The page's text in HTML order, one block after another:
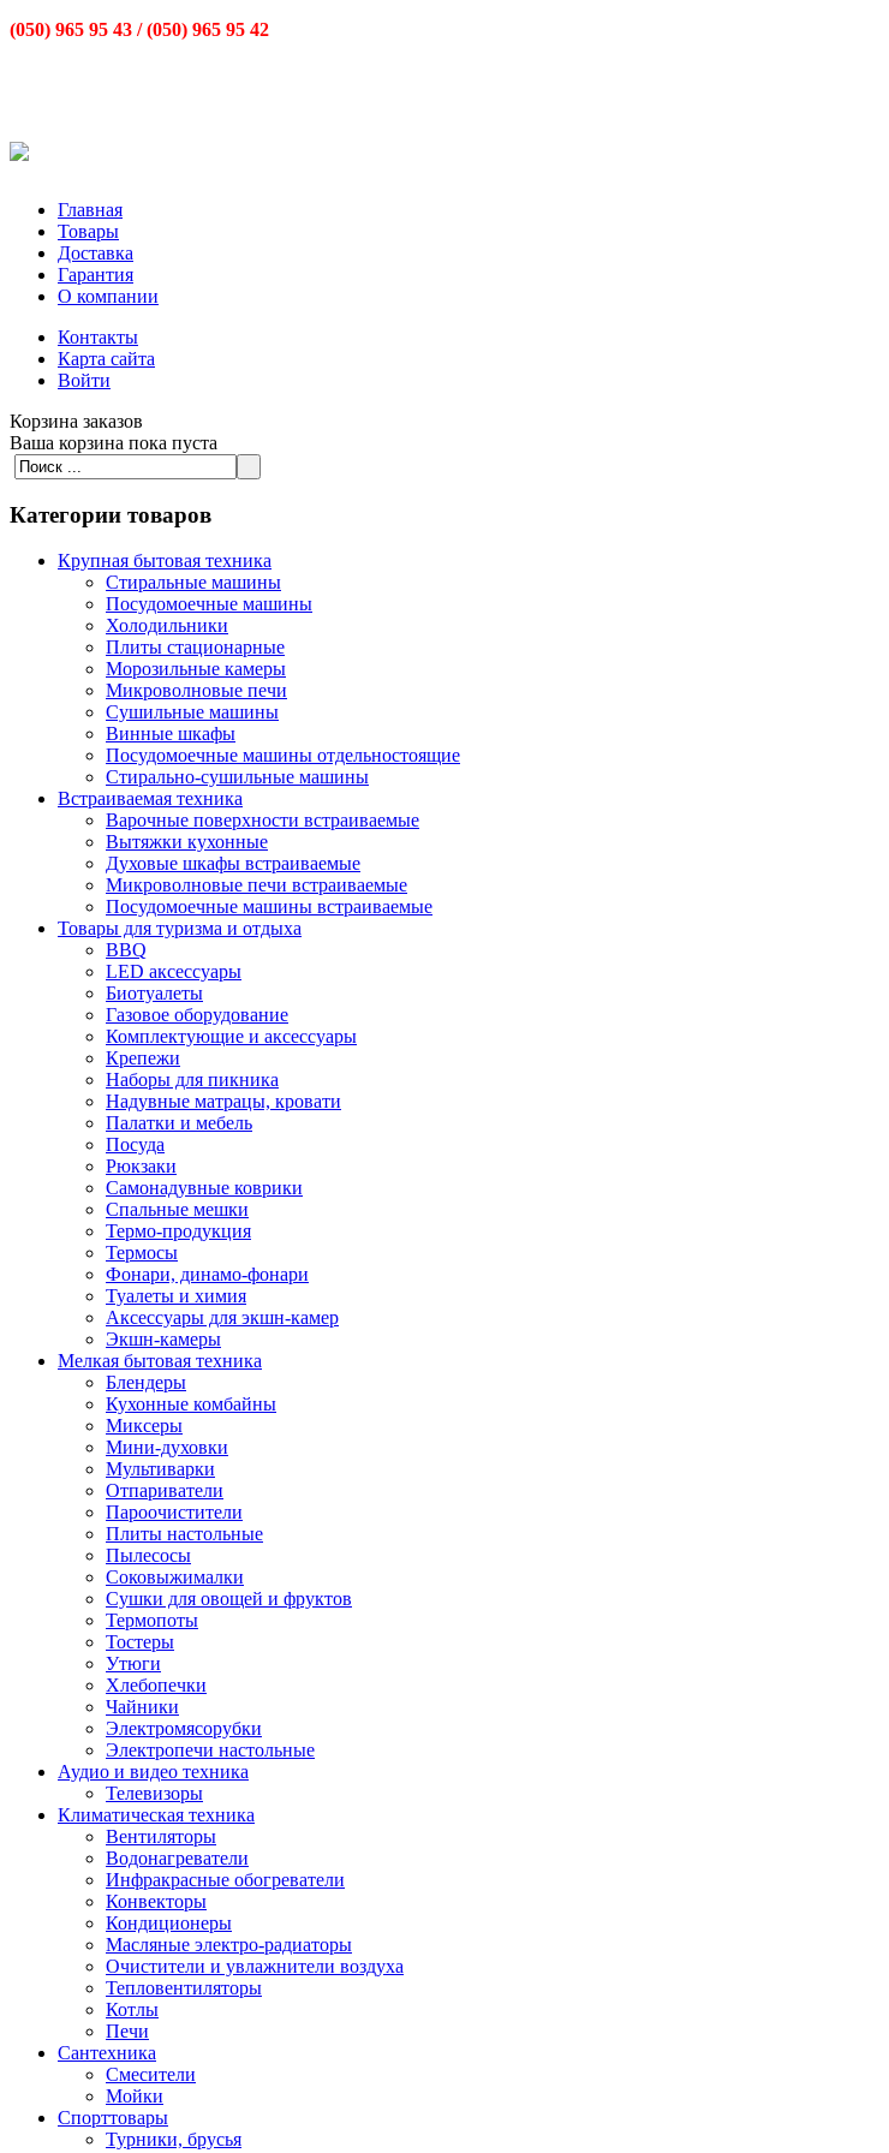
(050) 965 95 43 /(050) 965 95 42
Главная
Товары
Доставка
Гарантия
О компании
Контакты
Карта сайта
Войти
Корзина заказов
Ваша корзина пока пуста
Категории товаров
Крупная бытовая техника
Стиральные машины
Посудомоечные машины
Холодильники
Плиты стационарные
Морозильные камеры
Микроволновые печи
Сушильные машины
Винные шкафы
Посудомоечные машины отдельностоящие
Стирально-сушильные машины
Встраиваемая техника
Варочные поверхности встраиваемые
Вытяжки кухонные
Духовые шкафы встраиваемые
Микроволновые печи встраиваемые
Посудомоечные машины встраиваемые
Товары для туризма и отдыха
BBQ
LED аксессуары
Биотуалеты
Газовое оборудование
Комплектующие и аксессуары
Крепежи
Наборы для пикника
Надувные матрацы, кровати
Палатки и мебель
Посуда
Рюкзаки
Самонадувные коврики
Спальные мешки
Термо-продукция
Термосы
Фонари, динамо-фонари
Туалеты и химия
Аксессуары для экшн-камер
Экшн-камеры
Мелкая бытовая техника
Блендеры
Кухонные комбайны
Миксеры
Мини-духовки
Мультиварки
Отпариватели
Пароочистители
Плиты настольные
Пылесосы
Соковыжималки
Сушки для овощей и фруктов
Термопоты
Тостеры
Утюги
Хлебопечки
Чайники
Электромясорубки
Электропечи настольные
Аудио и видео техника
Телевизоры
Климатическая техника
Вентиляторы
Водонагреватели
Инфракрасные обогреватели
Конвекторы
Кондиционеры
Масляные электро-радиаторы
Очистители и увлажнители воздуха
Тепловентиляторы
Котлы
Печи
Сантехника
Смесители
Мойки
Спорттовары
Турники, брусья